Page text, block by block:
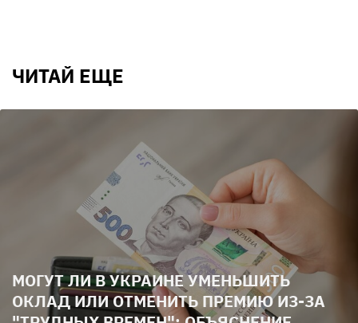
ЧИТАЙ ЕЩЕ
МОГУТ ЛИ В УКРАИНЕ УМЕНЬШИТЬ
ОКЛАД ИЛИ ОТМЕНИТЬ ПРЕМИЮ ИЗ-ЗА